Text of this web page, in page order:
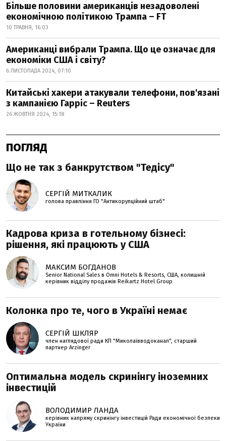
Більше половини американців незадоволені
економічною політикою Трампа – FT
10 ТРАВНЯ, 16:03
Американці вибрали Трампа. Що це означає для
економіки США і світу?
6 ЛИСТОПАДА 2024, 07:10
Китайські хакери атакували телефони, пов'язані
з кампанією Гарріс – Reuters
26 ЖОВТНЯ 2024, 15:18
ПОГЛЯД
Що не так з банкрутством "Тедісу"
СЕРГІЙ МИТКАЛИК
голова правління ГО "Антикорупційний штаб"
Кадрова криза в готельному бізнесі:
рішення, які працюють у США
МАКСИМ БОГДАНОВ
Senior National Sales в Omni Hotels & Resorts, США, колишній
керівник відділу продажів Reikartz Hotel Group
Колонка про те, чого в Україні немає
СЕРГІЙ ШКЛЯР
член наглядової ради КП "Миколаївводоканал", старший
партнер Arzinger
Оптимальна модель скринінгу іноземних
інвестицій
ВОЛОДИМИР ЛАНДА
керівник напряму скринінгу інвестицій Ради економічної безпеки
України